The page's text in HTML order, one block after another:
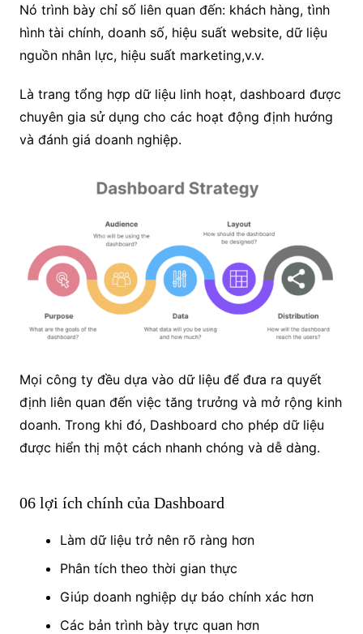
Nó trình bày chỉ số liên quan đến: khách hàng, tình
hình tài chính, doanh số, hiệu suất website, dữ liệu
nguồn nhân lực, hiệu suất marketing,v.v.
Là trang tổng hợp dữ liệu linh hoạt, dashboard được
chuyên gia sử dụng cho các hoạt động định hướng
và đánh giá doanh nghiệp.
Mọi công ty đều dựa vào dữ liệu để đưa ra quyết
định liên quan đến việc tăng trưởng và mở rộng kinh
doanh. Trong khi đó, Dashboard cho phép dữ liệu
được hiển thị một cách nhanh chóng và dễ dàng.
06 lợi ích chính của Dashboard
Làm dữ liệu trở nên rõ ràng hơn
Phân tích theo thời gian thực
Giúp doanh nghiệp dự báo chính xác hơn
Các bản trình bày trực quan hơn